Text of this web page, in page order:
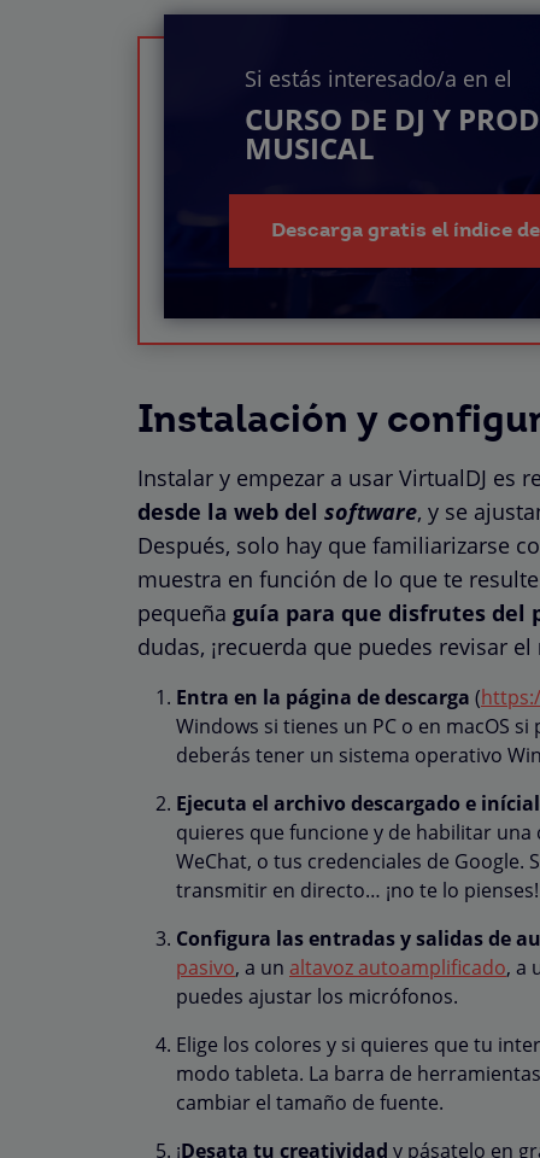
Si estás interesado/a en el
CURSO DE DJ Y
MUSICAL
Descarga gratis el índice
Instalación y
Instalar y empezar a usar VirtualDJ es
desde la web del software, y se
Después, solo hay que familiarizarse
muestra en función de lo que te
pequeña guía para que disfrutes del
dudas, ¡recuerda que puedes revisar el
Entra en la página de descarga (
Windows si tienes un PC o en macOS
deberás tener un sistema operativo
Ejecuta el archivo descargado e
quieres que funcione y de habilitar
WeChat, o tus credenciales de Google.
transmitir en directo… ¡no te lo pienses!
Configura las entradas y salidas de
pasivo, a un altavoz autoamplificado, a
puedes ajustar los micrófonos.
Elige los colores y si quieres que tu
modo tableta. La barra de
cambiar el tamaño de fuente.
¡Desata tu creatividad y pásatelo en